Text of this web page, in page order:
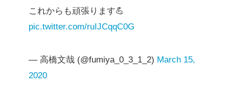
これからも頑張ります💪
pic.twitter.com/ruIJCqqC0G
— 高橋文哉 (@fumiya_0_3_1_2) March 15,
2020